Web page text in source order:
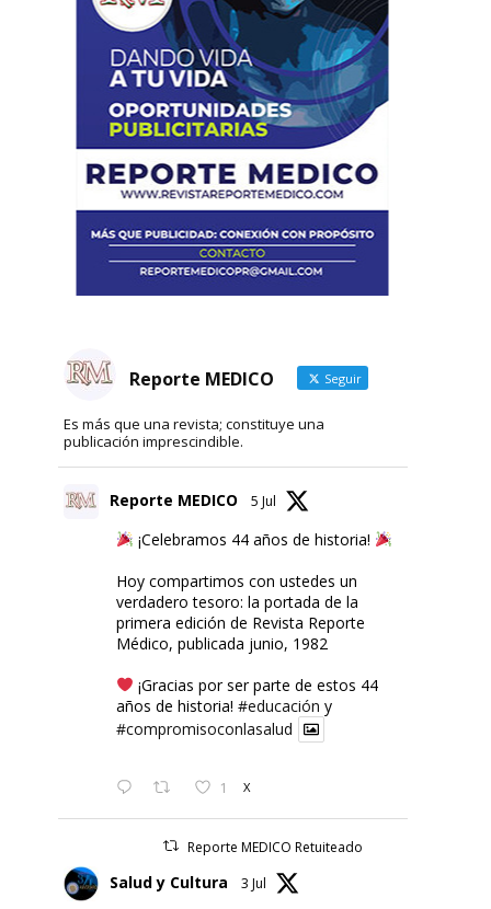
Reporte MEDICO Seguir
Es más que una revista; constituye una
publicación imprescindible.
Reporte MEDICO 5 Jul
¡Celebramos 44 años de historia!
Hoy compartimos con ustedes un
verdadero tesoro: la portada de la
primera edición de Revista Reporte
Médico, publicada junio, 1982
¡Gracias por ser parte de estos 44
años de historia! #educación y
#compromisoconlasalud
1 X
Reporte MEDICO Retuiteado
Salud y Cultura 3 Jul